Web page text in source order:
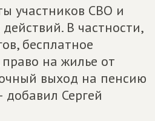
участников СВО и
В частности,
бесплатное
на жилье от
выход на пенсию
добавил Сергей